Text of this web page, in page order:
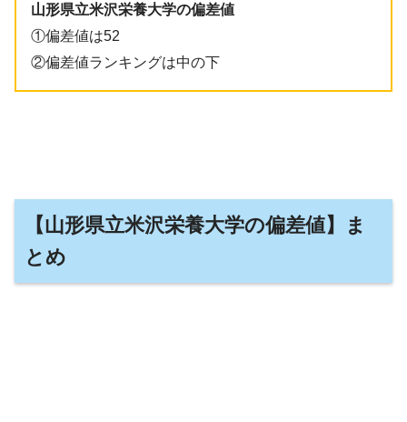
山形県立米沢栄養大学の偏差値
①偏差値は52
②偏差値ランキングは中の下
【山形県立米沢栄養大学の偏差値】ま
とめ